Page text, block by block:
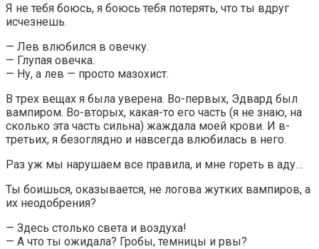
Я не тебя боюсь, я боюсь тебя потерять, что ты вдруг
исчезнешь.
— Лев влюбился в овечку.
— Глупая овечка.
— Ну, а лев — просто мазохист.
В трех вещах я была уверена. Во-первых, Эдвард был
вампиром. Во-вторых, какая-то его часть (я не знаю, на
сколько эта часть сильна) жаждала моей крови. И в-
третьих, я безоглядно и навсегда влюбилась в него.
Раз уж мы нарушаем все правила, и мне гореть в аду…
Ты боишься, оказывается, не логова жутких вампиров, а
их неодобрения?
— Здесь столько света и воздуха!
— А что ты ожидала? Гробы, темницы и рвы?